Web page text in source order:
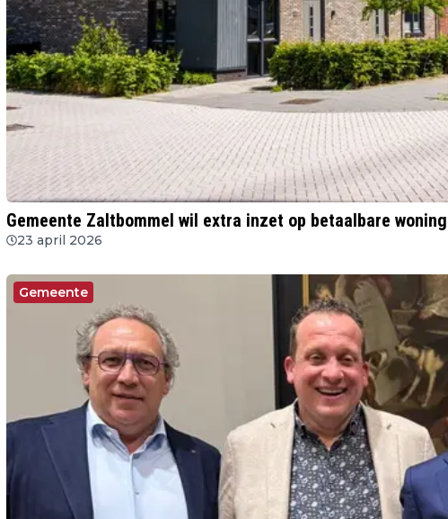
Gemeente Zaltbommel wil extra inzet op betaalbare
23 april 2026
Gemeente